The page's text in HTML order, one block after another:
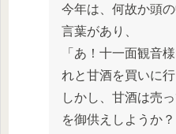
今年は、何故か頭
言葉があり、
「あ！十一面観音
れと甘酒を買いに行
しかし、甘酒は売
を御供えしようか